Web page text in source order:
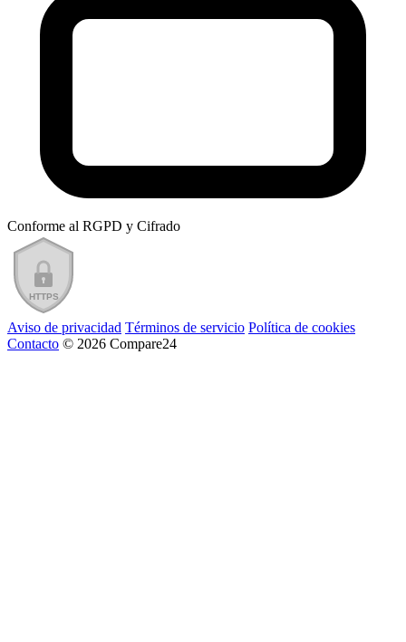
Conforme al RGPD y Cifrado
Aviso de privacidad Términos de servicio Política de cookies
Contacto © 2026 Compare24